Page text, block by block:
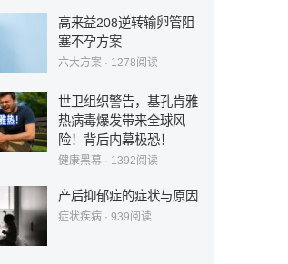
高来益208逆转输卵管阻
塞不孕方案
六大方案 · 1278阅读
世卫组织警告，基孔肯雅
热病毒爆发带来全球风
险！背后内幕极恐！
健康黑幕 · 1392阅读
产后抑郁症的症状与原因
症状疾病 · 939阅读